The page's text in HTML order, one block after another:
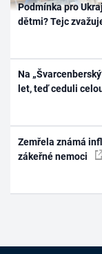
Podmínka pro
dětmi? Tejc
Na
let, teď ceduli
Zemřela známá
zákeřné nemoci